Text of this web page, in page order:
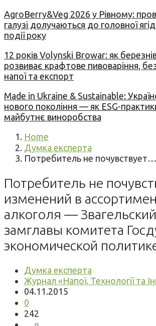
AgroBerry&Veg 2026 у Рівному:
галузі долучаються до головної
події року
12 років Volynski Browar: як
розвиває крафтове пивоваріння,
напої та експорт
Made in Ukraine & Sustainable:
нового покоління — як ESG-
майбутнє виноробства
Home
Думка експерта
Потребитель не почувствует…
Потребитель не
изменений в
алкоголя —
замглавы комитета
экономической
Думка експерта
Журнал «Напої. Технології та
04.11.2015
0
242